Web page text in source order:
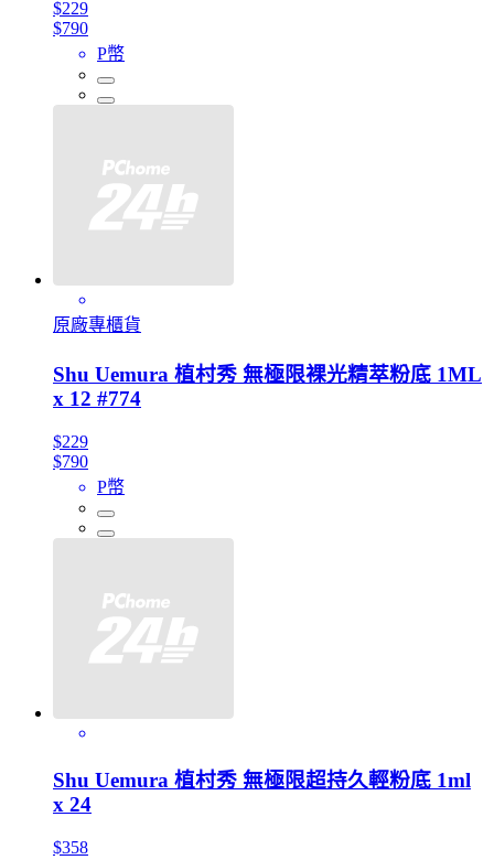
$229
$790
P幣
原廠專櫃貨
Shu Uemura 植村秀 無極限裸光精萃粉底 1ML
x 12 #774
$229
$790
P幣
Shu Uemura 植村秀 無極限超持久輕粉底 1ml
x 24
$358